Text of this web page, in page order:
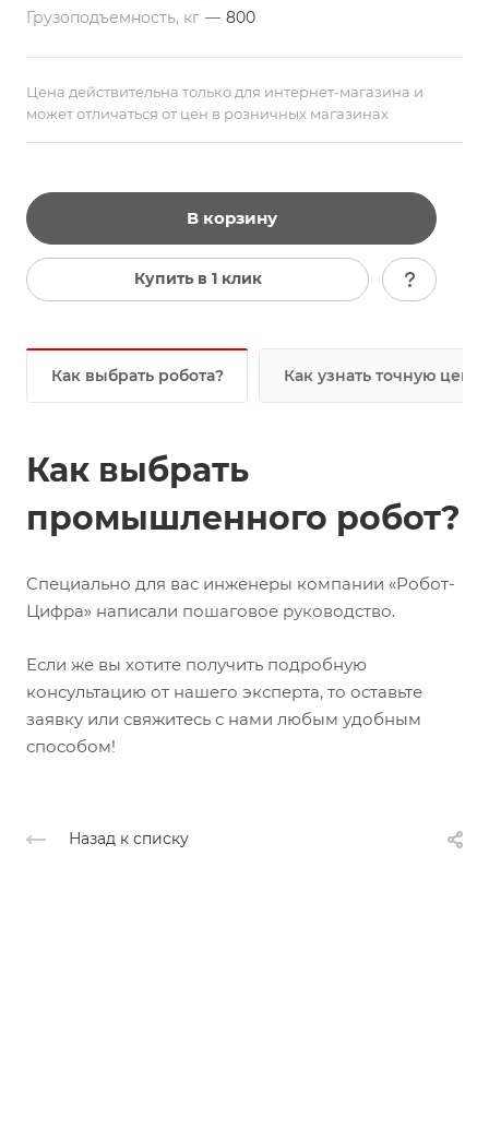
Грузоподъемность, кг — 800
Цена действительна только для интернет-магазина и
может отличаться от цен в розничных магазинах
В корзину
Купить в 1 клик
Как выбрать робота? Как узнать точную цену?
Как выбрать
промышленного робот?
Специально для вас инженеры компании «Робот-
Цифра» написали пошаговое руководство.
Если же вы хотите получить подробную
консультацию от нашего эксперта, то оставьте
заявку или свяжитесь с нами любым удобным
способом!
Назад к списку